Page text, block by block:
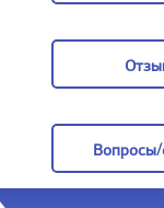
Вопросы/